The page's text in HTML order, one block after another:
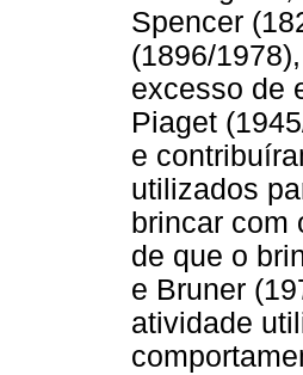
Spencer
(1896/
excesso de
Piaget
e
utilizados
brincar com
de que o
e Bruner
atividade